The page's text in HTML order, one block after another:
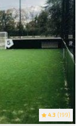
4.3 (199)